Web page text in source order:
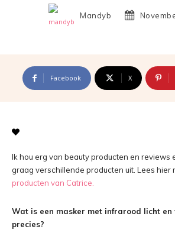
Mandyb
Facebook X
Ik hou erg van beauty producten en reviews
graag verschillende producten uit. Lees hier
producten van Catrice.
Wat is een masker met infrarood licht
precies?